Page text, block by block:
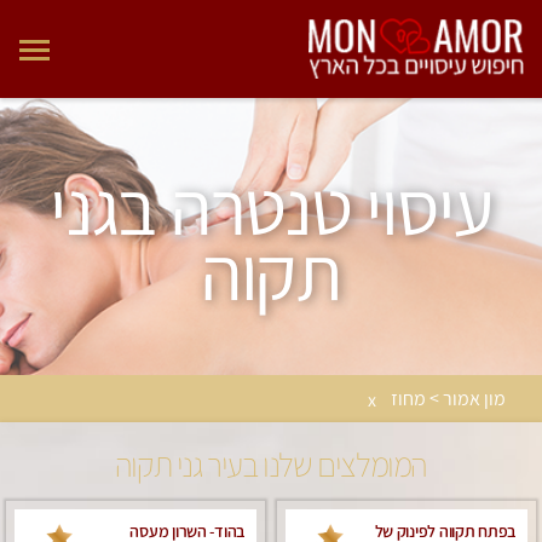
עיסוי טנטרה בגני
תקוה
מון אמור > מחוז x
המומלצים שלנו בעיר גני תקוה
בפתח תקווה לפינוק של
בהוד- השרון מעסה